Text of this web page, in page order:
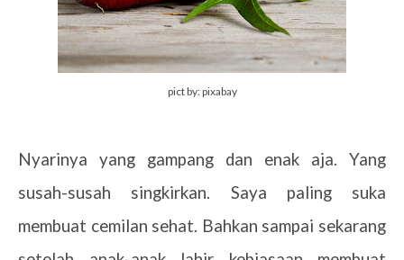
pict by: pixabay
Nyarinya yang gampang dan enak aja. Yang
susah-susah singkirkan. Saya paling suka
membuat cemilan sehat. Bahkan sampai sekarang